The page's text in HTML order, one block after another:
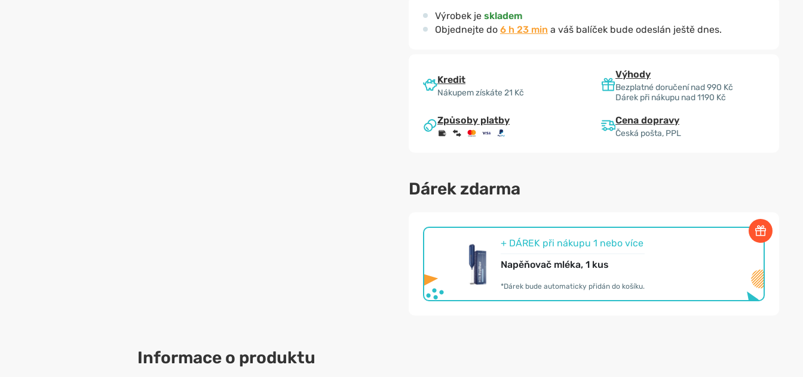
Výrobek je skladem
Objednejte do 6 h 23 min a váš balíček bude odeslán ještě dnes.
Kredit
Nákupem získáte 21 Kč
Výhody
Bezplatné doručení nad 990 Kč
Dárek při nákupu nad 1190 Kč
Způsoby platby Cena dopravy
Česká pošta, PPL
Dárek zdarma
+ DÁREK při nákupu 1 nebo více
Napěňovač mléka, 1 kus
*Dárek bude automaticky přidán do košíku.
Informace o produktu